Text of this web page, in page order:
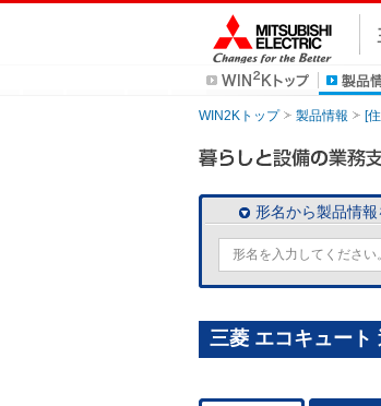
WIN2Kトップ 製品情報 [
形名から製品情報
三菱 エコキュート